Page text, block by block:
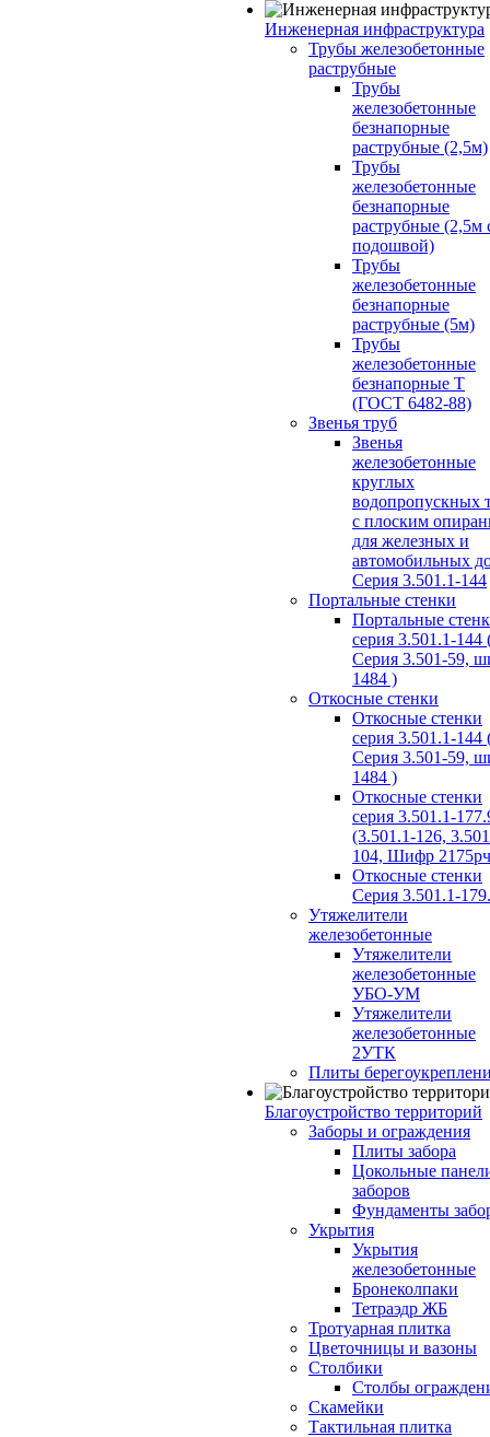
Инженерная инфраструктура
Трубы железобетонные
раструбные
Трубы
железобетонные
безнапорные
раструбные (2,5м)
Трубы
железобетонные
безнапорные
раструбные (2,5м
подошвой)
Трубы
железобетонные
безнапорные
раструбные (5м)
Трубы
железобетонные
безнапорные Т
(ГОСТ 6482-88)
Звенья труб
Звенья
железобетонные
круглых
водопропускных
с плоским
для железных и
автомобильных
Серия 3.501.1-144
Портальные стенки
Портальные
серия 3.501.1-144
Серия 3.501-59,
1484 )
Откосные стенки
Откосные стенки
серия 3.501.1-144
Серия 3.501-59,
1484 )
Откосные стенки
серия 3.501.1-
(3.501.1-126,
104, Шифр
Откосные стенки
Серия 3.501.1-
Утяжелители
железобетонные
Утяжелители
железобетонные
УБО-УМ
Утяжелители
железобетонные
2УТК
Плиты
Благоустройство территорий
Заборы и ограждения
Плиты забора
Цокольные
заборов
Фундаменты
Укрытия
Укрытия
железобетонные
Бронеколпаки
Тетраэдр ЖБ
Тротуарная плитка
Цветочницы и вазоны
Столбики
Столбы
Скамейки
Тактильная плитка